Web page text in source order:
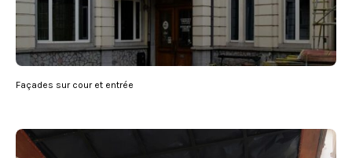
Façades sur cour et entrée